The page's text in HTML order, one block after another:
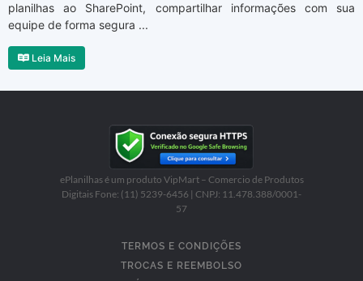
planilhas ao SharePoint, compartilhar informações com sua
equipe de forma segura ...
Leia Mais
ePlanilhas é um produto VipMart – Comercio de Produtos
Digitais Fone: (11) 5239-6456 | CNPJ: 11.478.388/0001-
57
TERMOS E CONDIÇÕES
TROCAS E REEMBOLSO